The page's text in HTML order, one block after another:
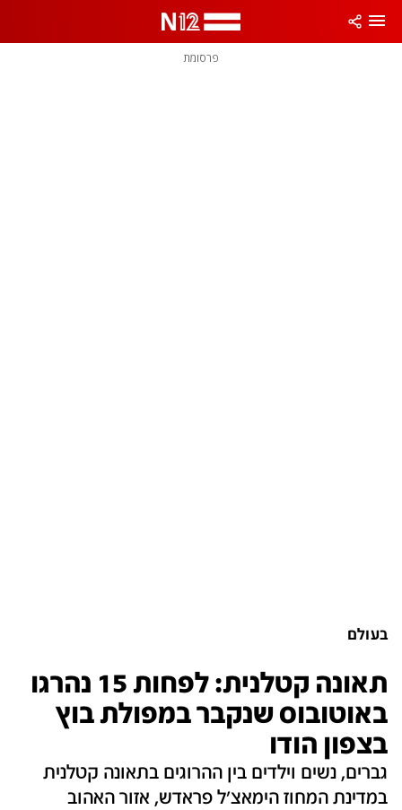
פרסומת
בעולם
תאונה קטלנית: לפחות 15 נהרגו
באוטובוס שנקבר במפולת בוץ
בצפון הודו
גברים, נשים וילדים בין ההרוגים בתאונה קטלנית
במדינת המחוז הימאצ'ל פראדש, אזור האהוב